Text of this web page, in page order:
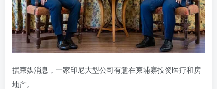
据柬媒消息，一家印尼大型公司有意在柬埔寨投资医疗和房
地产。